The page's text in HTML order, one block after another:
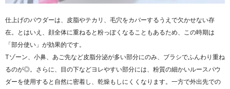
仕上げのパウダーは、皮脂やテカリ、毛穴をカバーするうえで欠かせない存
在。とはいえ、顔全体に重ねると粉っぽくなることもあるため、この時期は
「部分使い」が効果的です。
Tゾーン、小鼻、あご先など皮脂分泌が多い部分にのみ、ブラシでふんわり重ね
るのが◎。さらに、目の下などヨレやすい部分には、粉質の細かいルースパウ
ダーを使用すると自然に密着し、乾燥もしにくくなります。一方で外出先での